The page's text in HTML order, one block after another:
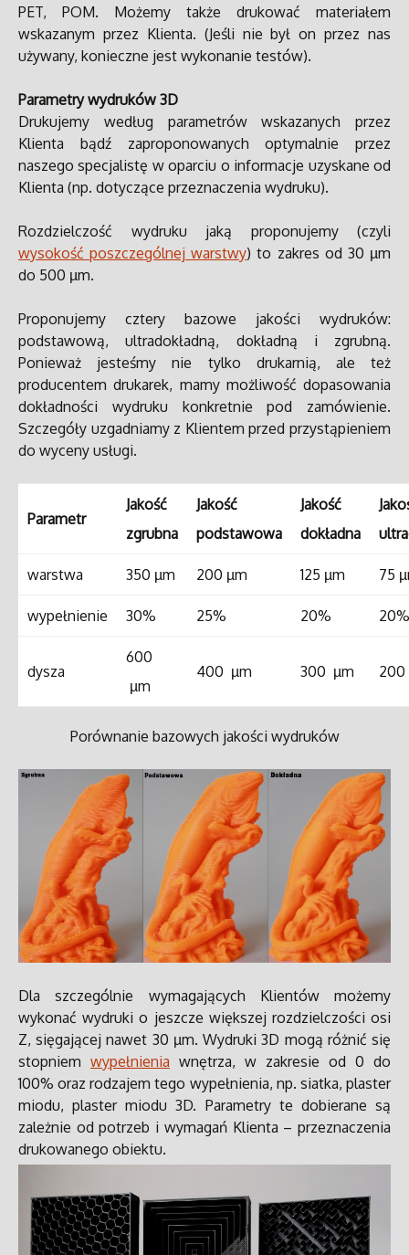
PET, POM. Możemy także drukować materiałem
wskazanym przez Klienta. (Jeśli nie był on przez nas
używany, konieczne jest wykonanie testów).
Parametry wydruków 3D
Drukujemy według parametrów wskazanych przez
Klienta bądź zaproponowanych optymalnie przez
naszego specjalistę w oparciu o informacje uzyskane od
Klienta (np. dotyczące przeznaczenia wydruku).
Rozdzielczość wydruku jaką proponujemy (czyli
wysokość poszczególnej warstwy) to zakres od 30 µm
do 500 µm.
Proponujemy cztery bazowe jakości wydruków:
podstawową, ultradokładną, dokładną i zgrubną.
Ponieważ jesteśmy nie tylko drukarnią, ale też
producentem drukarek, mamy możliwość dopasowania
dokładności wydruku konkretnie pod zamówienie.
Szczegóły uzgadniamy z Klientem przed przystąpieniem
do wyceny usługi.
Parametr
Jakość
zgrubna
Jakość
podstawowa
Jakość
dokładna
warstwa 350 µm 200 µm 125 µm 75
wypełnienie 30% 25% 20% 20%
dysza
600
µm
400 µm 300 µm 200
Porównanie bazowych jakości wydruków
Dla szczególnie wymagających Klientów możemy
wykonać wydruki o jeszcze większej rozdzielczości osi
Z, sięgającej nawet 30 µm.Wydruki 3D mogą różnić się
stopniem wypełnienia wnętrza, w zakresie od 0 do
100% oraz rodzajem tego wypełnienia, np. siatka, plaster
miodu, plaster miodu 3D. Parametry te dobierane są
zależnie od potrzeb i wymagań Klienta – przeznaczenia
drukowanego obiektu.